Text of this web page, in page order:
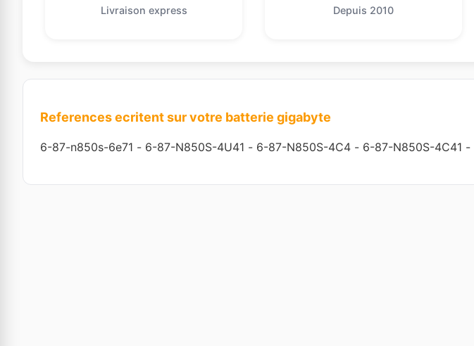
Livraison express Depuis 2010
References ecritent sur votre batterie gigabyte
6-87-n850s-6e71 - 6-87-N850S-4U41 - 6-87-N850S-4C4 - 6-87-N850S-4C41 -